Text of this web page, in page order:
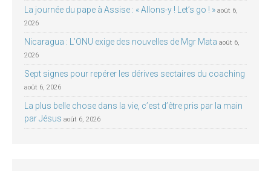
La journée du pape à Assise : « Allons-y ! Let’s go ! » août 6,
2026
Nicaragua : L’ONU exige des nouvelles de Mgr Mata août 6,
2026
Sept signes pour repérer les dérives sectaires du coaching
août 6, 2026
La plus belle chose dans la vie, c’est d’être pris par la main
par Jésus août 6, 2026